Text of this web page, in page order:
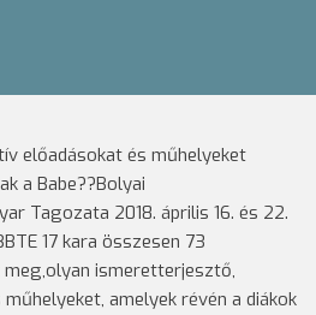
előadásokat és műhelyeket
a Babe??Bolyai
Tagozata 2018. április 16. és 22.
17 kara összesen 73
ismeretterjesztő,
amelyek révén a diákok